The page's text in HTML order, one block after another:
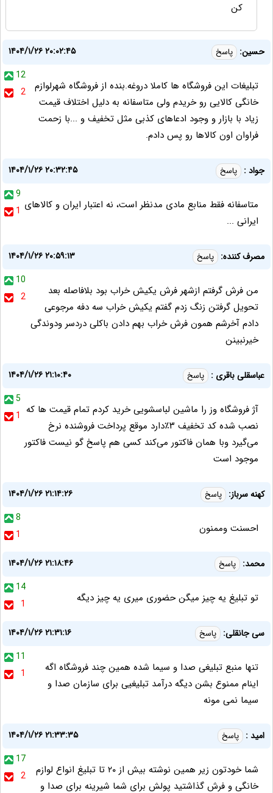
کن
حسین: پاسخ
۱۴۰۴/۱/۲۶ ۲۰:۰۲:۴۵
12
2
تبلیغات این فروشگاه ها کاملا دروغه.بنده از فروشگاه شهرلوازم
خانگی کالایی رو خریدم ولی متاسفانه به دلیل اختلاف قیمت
زیاد با بازار و وجود ادعاهای کذبی مثل تخفیف و ...با زحمت
فراوان اون کالاها رو پس دادم.
جواد : پاسخ
۱۴۰۴/۱/۲۶ ۲۰:۳۲:۴۵
9
1 متاسفانه فقط منابع مادی مدنظر است، نه اعتبار ایران و کالاهای
ایرانی ...
مصرف کننده: پاسخ
۱۴۰۴/۱/۲۶ ۲۰:۵۹:۱۳
10
2
من فرش گرفتم ازشهر فرش یکیش خراب بود بلافاصله بعد
تحویل گرفتن زنگ زدم گفتم یکیش خراب سه دفه مرجوعی
دادم آخرشم همون فرش خراب بهم دادن باکلی دردسر ودوندگی
خیرنبینن
عباسقلی باقری : پاسخ
۱۴۰۴/۱/۲۶ ۲۱:۱۰:۴۰
5
1 آژ فروشگاه وز را ماشین لباسشویی خرید کردم تمام قیمت ها که
نصب شده کد تخفیف ۳٪دارد موقع پرداخت فروشنده نرخ
می‌گیرد وبا همان فاکتور می‌کند کسی هم پاسخ گو نیست فاکتور
موجود است
کهنه سرباز: پاسخ
۱۴۰۴/۱/۲۶ ۲۱:۱۴:۲۶
8
1
احسنت وممنون
محمد: پاسخ
۱۴۰۴/۱/۲۶ ۲۱:۱۸:۴۶
14
1
تو تبلیغ یه چیز میگن حضوری میری یه چیز دیگه
سی جانقلی: پاسخ
۱۴۰۴/۱/۲۶ ۲۱:۳۱:۱۶
11
1
تنها منبع تبلیغی صدا و سیما شده همین چند فروشگاه اگه
اینام ممنوع بشن دیگه درآمد تبلیغیی برای سازمان صدا و
سیما نمی مونه
امید : پاسخ
۱۴۰۴/۱/۲۶ ۲۱:۳۳:۳۵
17
2
شما خودتون زیر همین نوشته بیش از ۲۰ تا تبلیغ انواع لوازم
خانگی و فرش گذاشتید پولش برای شما شیرینه برای صدا و